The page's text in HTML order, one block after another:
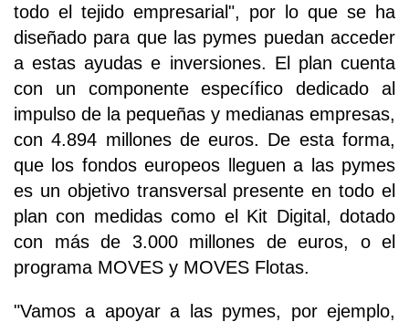
todo el tejido empresarial", por lo que se ha
diseñado para que las pymes puedan acceder
a estas ayudas e inversiones. El plan cuenta
con un componente específico dedicado al
impulso de la pequeñas y medianas empresas,
con 4.894 millones de euros. De esta forma,
que los fondos europeos lleguen a las pymes
es un objetivo transversal presente en todo el
plan con medidas como el Kit Digital, dotado
con más de 3.000 millones de euros, o el
programa MOVES y MOVES Flotas.
"Vamos a apoyar a las pymes, por ejemplo,